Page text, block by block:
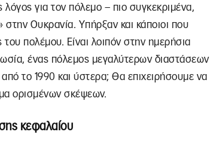
λόγος για τον πόλεμο – πιο συγκεκριμένα,
στην Ουκρανία. Υπήρξαν και κάποιοι που
πολέμου. Είναι λοιπόν στην ημερήσια
ένας πόλεμος μεγαλύτερων διαστάσεων
το 1990 και ύστερα; Θα επιχειρήσουμε να
ορισμένων σκέψεων.
κεφαλαίου